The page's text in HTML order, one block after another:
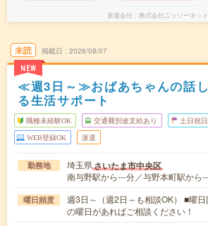
派遣会社 株式会社ニッソーネット
未読
NEW
掲載日 2026/08/07
≪週3日～≫おばあちゃんの話
る生活サポート
職種未経験OK 交通費別途支給あり 土日祝
WEB登録OK 派遣
勤務地 埼玉県さいたま市中央区
南与野駅から---分／与野本町駅から
曜日頻度
週3日～（週2日～も相談OK） ■曜
の曜日があればご相談ください！